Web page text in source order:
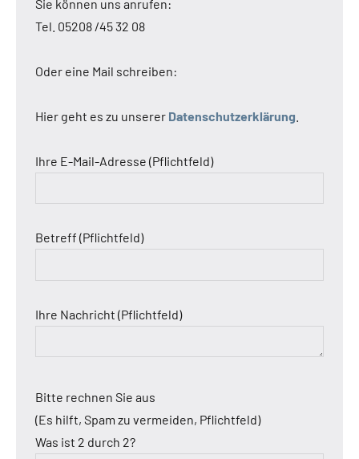
Sie können uns anrufen:
Tel. 05208 /45 32 08
Oder eine Mail schreiben:
Hier geht es zu unserer Datenschutzerklärung
Ihre E-Mail-Adresse (Pflichtfeld)
Betreff (Pflichtfeld)
Ihre Nachricht (Pflichtfeld)
Bitte rechnen Sie aus
(Es hilft, Spam zu vermeiden, Pflichtfeld)
Was ist 2 durch 2?